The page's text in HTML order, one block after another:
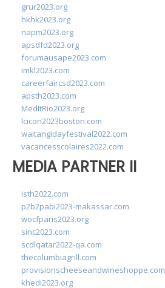
grur2023.org
hkhk2023.org
napm2023.org
apsdfd2023.org
forumausape2023.com
imkl2023.com
careerfaircsd2023.com
apsth2023.com
MedItRio2023.org
lcicon2023boston.com
waitangidayfestival2022.com
vacancesscolaires2022.com
MEDIA PARTNER II
isth2022.com
p2b2pabi2023-makassar.com
wocfparis2023.org
sinc2023.com
scdlqatar2022-qa.com
thecolumbiagrill.com
provisionscheeseandwineshoppe.com
khedi2023.org